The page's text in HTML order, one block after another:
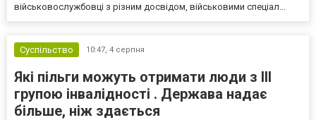
військовослужбовці з різним досвідом, військовими спеціал...
Суспільство 10:47, 4 серпня
Які пільги можуть отримати люди з III
групою інвалідності . Держава надає
більше, ніж здається